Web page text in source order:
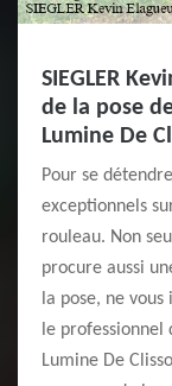
SIEGLER
de la pose
Lumine De
Pour se
exceptionnels
rouleau. Non
procure aussi
la pose, ne vous
le professionnel
Lumine De